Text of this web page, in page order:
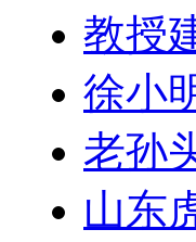
教授
徐小
老孙
山东